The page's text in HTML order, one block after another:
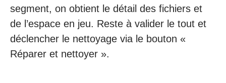
segment, on obtient le détail des fichiers et
de l’espace en jeu. Reste à valider le tout et
déclencher le nettoyage via le bouton «
Réparer et nettoyer ».